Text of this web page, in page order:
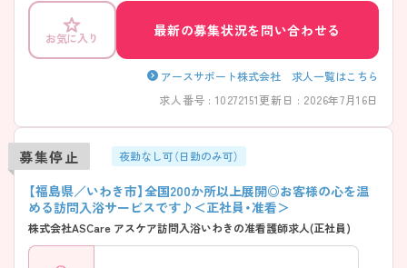
内しますのでお気軽にご相談ください！
お気に入り
最新の募集状況を問い合わせる
アースサポート株式会社 求人一覧はこちら
求人番号 : 10272151更新日 : 2026年7月16日
募集停止 夜勤なし可（日勤のみ可）
【福島県／いわき市】全国200か所以上展開◎お客様の心を温
める訪問入浴サービスです♪＜正社員・准看＞
株式会社ASCare アスケア訪問入浴いわきの准看護師求人(正社員)